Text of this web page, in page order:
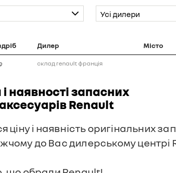
Усі дилери
Дилер Місто
склад renault франція
наявності запасних
Renault
ціну і наявність оригінальних
до Вас дилерському центрі